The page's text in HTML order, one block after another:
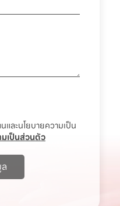
และนโยบายความเป็น
เป็นส่วนตัว